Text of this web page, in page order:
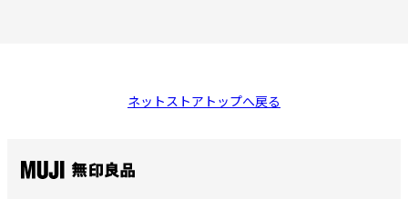
ネットストアトップへ戻る